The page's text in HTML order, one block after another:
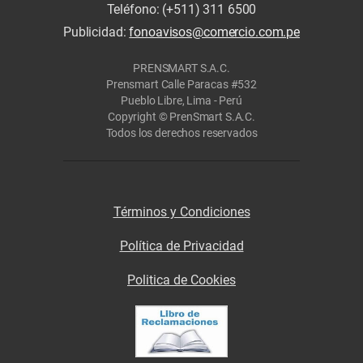
Teléfono: (+511) 311 6500
Publicidad:fonoavisos@comercio.com.pe
PRENSMART S.A.C.
Prensmart Calle Paracas #532
Pueblo Libre, Lima - Perú
Copyright © PrenSmart S.A.C.
Todos los derechos reservados
Términos y Condiciones
Política de Privacidad
Politica de Cookies